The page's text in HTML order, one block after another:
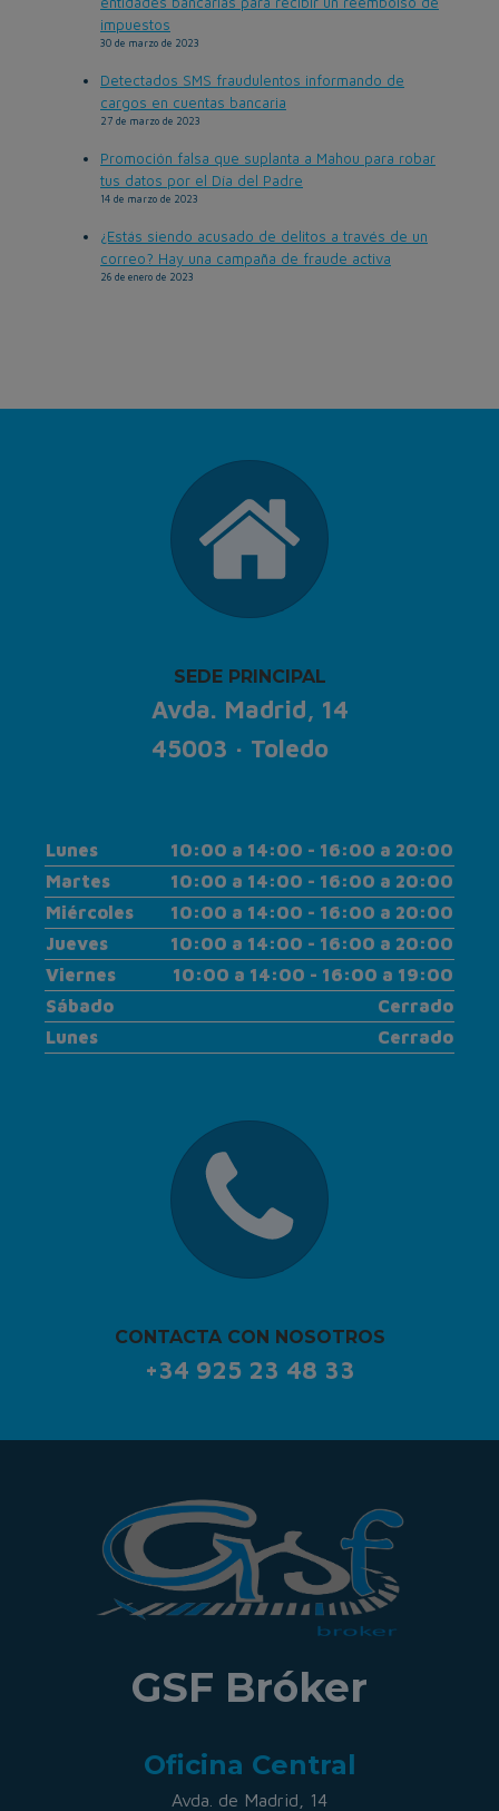
impuestos
30 de marzo de 2023
Detectados SMS fraudulentos informando de
cargos en cuentas bancaria
27 de marzo de 2023
Promoción falsa que suplanta a Mahou para robar
tus datos por el Día del Padre
14 de marzo de 2023
¿Estás siendo acusado de delitos a través de un
correo? Hay una campaña de fraude activa
26 de enero de 2023
SEDE PRINCIPAL
Avda. Madrid, 14
45003 · Toledo
Lunes
10:00 a 14:00 - 16:00 a 20:00
Martes
10:00 a 14:00 - 16:00 a 20:00
Miércoles
10:00 a 14:00 - 16:00 a 20:00
Jueves
10:00 a 14:00 - 16:00 a 20:00
Viernes
10:00 a 14:00 - 16:00 a 19:00
Sábado
Cerrado
Lunes
Cerrado
CONTACTA CON NOSOTROS
+34 925 23 48 33
GSF Bróker
Oficina Central
Avda. de Madrid, 14